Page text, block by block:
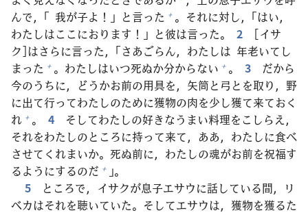
んで，「 我が子よ！」と言った + 。それに対し，「はい，
わたしはここにおります！」と彼は言った。 2
[イサ
ク]はさらに言った，「さあごらん，わたしは 年老いてし
まった + 。わたしはいつ死ぬか分からない + 。 3
だから
今のうちに，どうかお前の用具を， 矢筒と 弓 とを取り， 野
に出て行ってわたしのために獲物の肉を少し獲て来ておく
れ + 。 4 そしてわたしの好きなうまい料理をこしらえ，
それをわたしのところに持って来て，ああ，わたしに食べ
させてくれまいか。 死ぬ前に，わたしの魂がお前を祝福す
るようにするのだ + 」。
5
ところで，イサクが息子エサウに話している間，リ
ベカはそれを聴いていた。そしてエサウは， 獲物を獲るた